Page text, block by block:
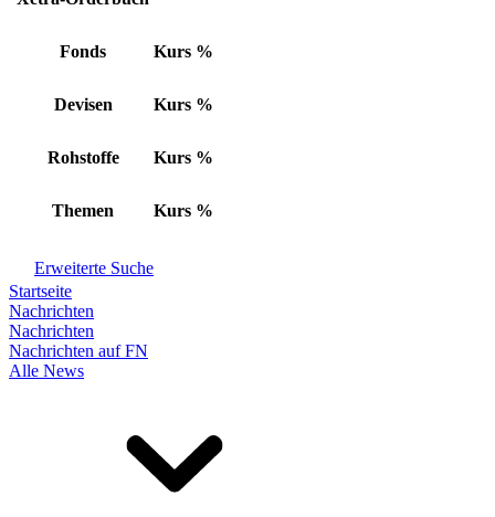
Fonds Kurs %
Devisen Kurs %
Rohstoffe Kurs %
Themen Kurs %
Erweiterte Suche
Startseite
Nachrichten
Nachrichten
Nachrichten auf FN
Alle News